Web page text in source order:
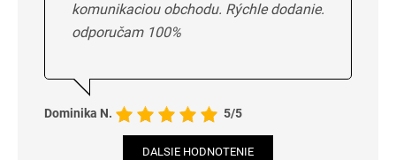
komunikaciou obchodu. Rýchle dodanie.
odporučam 100%
Dominika N. 5/5
DALSIE HODNOTENIE